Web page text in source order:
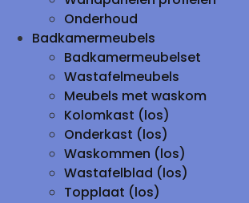
Onderhoud
Badkamermeubels
Badkamermeubelset
Wastafelmeubels
Meubels met waskom
Kolomkast (los)
Onderkast (los)
Waskommen (los)
Wastafelblad (los)
Topplaat (los)